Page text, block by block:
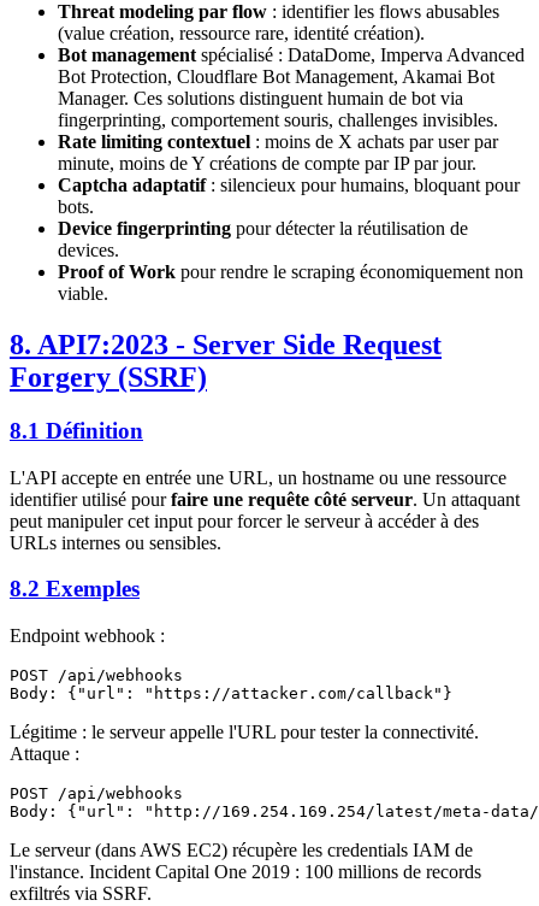
Threat modeling par flow : identifier les flows abusables
(value création, ressource rare, identité création).
Bot management spécialisé : DataDome, Imperva Advanced
Bot Protection, Cloudflare Bot Management, Akamai Bot
Manager. Ces solutions distinguent humain de bot via
fingerprinting, comportement souris, challenges invisibles.
Rate limiting contextuel : moins de X achats par user par
minute, moins de Y créations de compte par IP par jour.
Captcha adaptatif: silencieux pour humains, bloquant pour
bots.
Device fingerprinting pour détecter la réutilisation de
devices.
Proof of Work pour rendre le scraping économiquement non
viable.
8. API7:2023 - Server Side Request
Forgery (SSRF)
8.1 Définition
L'API accepte en entrée une URL, un hostname ou une ressource
identifier utilisé pourfaire une requête côté serveur. Un attaquant
peut manipuler cet input pour forcer le serveur à accéder à des
URLs internes ou sensibles.
8.2 Exemples
Endpoint webhook :
POST /api/webhooks
Légitime : le serveur appelle l'URL pour tester la connectivité.
Attaque :
POST /api/webhooks
Le serveur (dans AWS EC2) récupère les credentials IAM de
l'instance. Incident Capital One 2019 : 100 millions de records
exfiltrés via SSRF.